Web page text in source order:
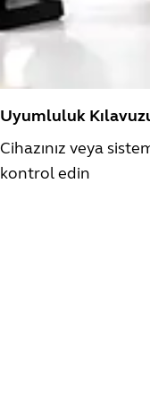
Uyumluluk
Cihazınız veya
kontrol edin